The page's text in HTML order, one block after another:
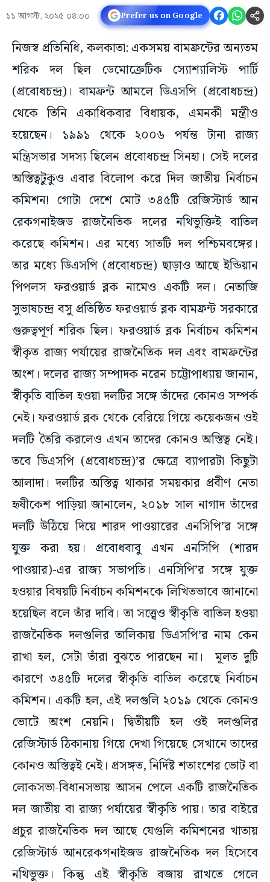
১১ আগস্ট, ২০২৫ ০৪:০০ Prefer us on Google
নিজস্ব প্রতিনিধি, কলকাতা: একসময় বামফ্রন্টের অন্যতম
শরিক দল ছিল ডেমোক্রেটিক স্যোশ্যালিস্ট পার্টি
(প্রবোধচন্দ্র)। বামফ্রন্ট আমলে ডিএসপি (প্রবোধচন্দ্র)
থেকে তিনি একাধিকবার বিধায়ক, এমনকী মন্ত্রীও
হয়েছেন। ১৯৯১ থেকে ২০০৬ পর্যন্ত টানা রাজ্য
মন্ত্রিসভার সদস্য ছিলেন প্রবোধচন্দ্র সিনহা। সেই দলের
অস্তিত্বটুকুও এবার বিলোপ করে দিল জাতীয় নির্বাচন
কমিশন! গোটা দেশে মোট ৩৪৫টি রেজিস্টার্ড আন
রেকগনাইজড রাজনৈতিক দলের নথিভুক্তিই বাতিল
করেছে কমিশন। এর মধ্যে সাতটি দল পশ্চিমবঙ্গের।
তার মধ্যে ডিএসপি (প্রবোধচন্দ্র) ছাড়াও আছে ইন্ডিয়ান
পিপলস ফরওয়ার্ড ব্লক নামেও একটি দল। নেতাজি
সুভাষচন্দ্র বসু প্রতিষ্ঠিত ফরওয়ার্ড ব্লক বামফ্রন্ট সরকারে
গুরুত্বপূর্ণ শরিক ছিল। ফরওয়ার্ড ব্লক নির্বাচন কমিশন
স্বীকৃত রাজ্য পর্যায়ের রাজনৈতিক দল এবং বামফ্রন্টের
অংশ। দলের রাজ্য সম্পাদক নরেন চট্টোপাধ্যায় জানান,
স্বীকৃতি বাতিল হওয়া দলটির সঙ্গে তাঁদের কোনও সম্পর্ক
নেই। ফরওয়ার্ড ব্লক থেকে বেরিয়ে গিয়ে কয়েকজন ওই
দলটি তৈরি করলেও এখন তাদের কোনও অস্তিত্ব নেই।
তবে ডিএসপি (প্রবোধচন্দ্র)’র ক্ষেত্রে ব্যাপারটা কিছুটা
আলাদা। দলটির অস্তিত্ব থাকার সময়কার প্রবীণ নেতা
হৃষীকেশ পাড়িয়া জানালেন, ২০১৮ সাল নাগাদ তাঁদের
দলটি উঠিয়ে দিয়ে শারদ পাওয়ারের এনসিপি’র সঙ্গে
যুক্ত করা হয়। প্রবোধবাবু এখন এনসিপি (শারদ
পাওয়ার)-এর রাজ্য সভাপতি। এনসিপি’র সঙ্গে যুক্ত
হওয়ার বিষয়টি নির্বাচন কমিশনকে লিখিতভাবে জানানো
হয়েছিল বলে তাঁর দাবি। তা সত্ত্বেও স্বীকৃতি বাতিল হওয়া
রাজনৈতিক দলগুলির তালিকায় ডিএসপি’র নাম কেন
রাখা হল, সেটা তাঁরা বুঝতে পারছেন না। মূলত দুটি
কারণে ৩৪৫টি দলের স্বীকৃতি বাতিল করেছে নির্বাচন
কমিশন। একটি হল, এই দলগুলি ২০১৯ থেকে কোনও
ভোটে অংশ নেয়নি। দ্বিতীয়টি হল ওই দলগুলির
রেজিস্টার্ড ঠিকানায় গিয়ে দেখা গিয়েছে সেখানে তাদের
কোনও অস্তিত্বই নেই। প্রসঙ্গত, নির্দিষ্ট শতাংশের ভোট বা
লোকসভা-বিধানসভায় আসন পেলে একটি রাজনৈতিক
দল জাতীয় বা রাজ্য পর্যায়ের স্বীকৃতি পায়। তার বাইরে
প্রচুর রাজনৈতিক দল আছে যেগুলি কমিশনের খাতায়
রেজিস্টার্ড আনরেকগনাইজড রাজনৈতিক দল হিসেবে
নথিভুক্ত। কিন্তু এই স্বীকৃতি বজায় রাখতে গেলে